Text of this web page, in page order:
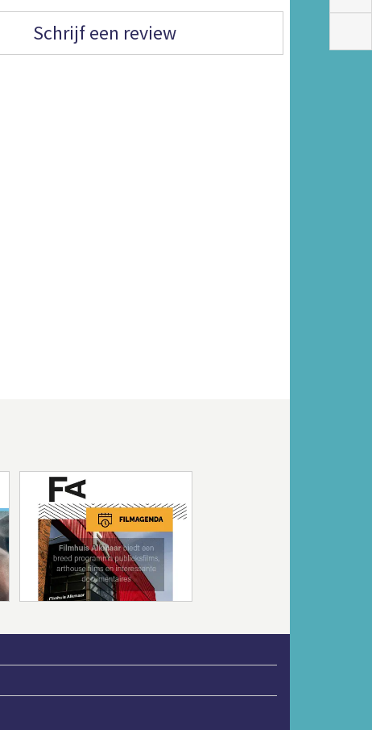
Schrijf een review